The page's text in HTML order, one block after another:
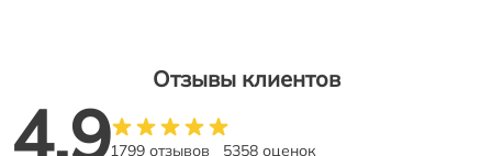
Отзывы клиентов
4.91799 отзывов 5358 оценок